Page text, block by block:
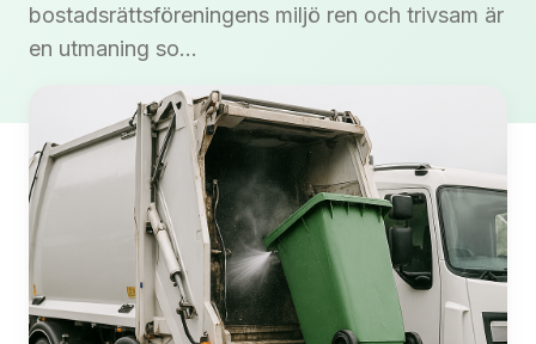
bostadsrättsföreningens miljö ren och trivsam är
en utmaning so...